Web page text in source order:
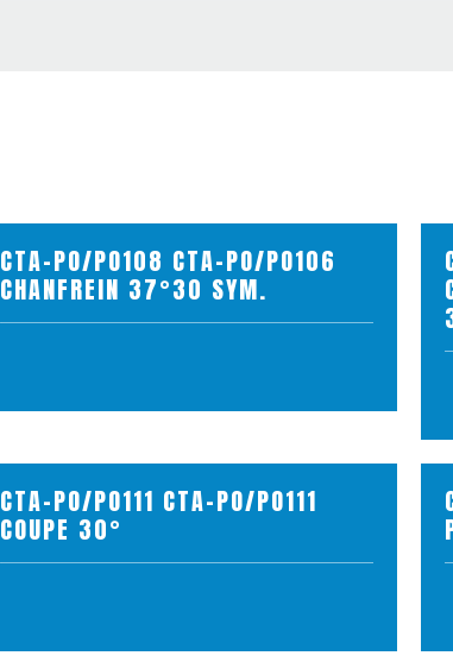
CTA-PO/PO108 CTA-PO/PO106
CHANFREIN 37°30 SYM.
AJOUTER AU PANIER
CTA-PO/PO111 CTA-PO/PO111
COUPE 30°
AJOUTER AU PANIER